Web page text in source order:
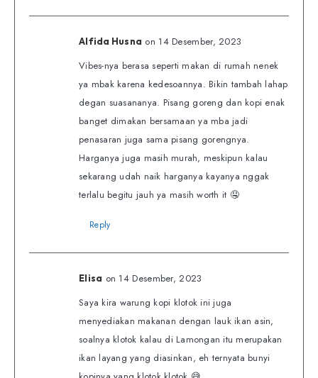
Alfida Husna on 14 Desember, 2023
Vibes-nya berasa seperti makan di rumah nenek
ya mbak karena kedesoannya. Bikin tambah lahap
degan suasananya. Pisang goreng dan kopi enak
banget dimakan bersamaan ya mba jadi
penasaran juga sama pisang gorengnya.
Harganya juga masih murah, meskipun kalau
sekarang udah naik harganya kayanya nggak
terlalu begitu jauh ya masih worth it 🤤
Reply
Elisa on 14 Desember, 2023
Saya kira warung kopi klotok ini juga
menyediakan makanan dengan lauk ikan asin,
soalnya klotok kalau di Lamongan itu merupakan
ikan layang yang diasinkan, eh ternyata bunyi